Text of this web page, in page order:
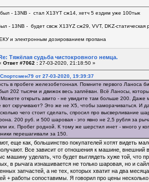
- 13NB - стал Х13YT сж14, хетч 5 ездим уже 100тык
- 13NB - будет свсж Х13YZ сж29, VVT, DKZ-статическая
и электронным дозированием пропана
Тяжёлая судьба чистокровного немца.
Ответ #7062 : 27-03-2020, 21:18:50 »
от 27-03-2020, 19:39:37
в пробеге железобетонная. Помните первого Ланоса
202 тысячи и движок весь заплёван. Всё Ланосы,
открыть авито - не увидите там больше 200. Даже
вот скручивают? Это же не X5, чтобы заморачиваться. И
чего стоит сделать, спросил про высверливание
200 руб. и 500 шаровая - это явно не 2,5 рубля за
их. Пробег родной. К тому же шерстил инет - много у
перешагивали за 150.
еще как, большинство покупателей хотят видеть
Все зависит от отношения к машине, внешний
машину уделать, что будет выглядеть хуже той, что
в рычага изнашивается не только шаровая, но и
запчастей, а не тех, которых хватит на два
+ работы сопоставимы. Я говорил про цены несколько